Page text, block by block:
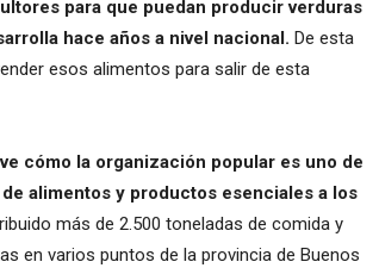
para que puedan producir verduras
hace años a nivel nacional. De esta
esos alimentos para salir de esta
cómo la organización popular es uno de
alimentos y productos esenciales a los
más de 2.500 toneladas de comida y
en varios puntos de la provincia de Buenos